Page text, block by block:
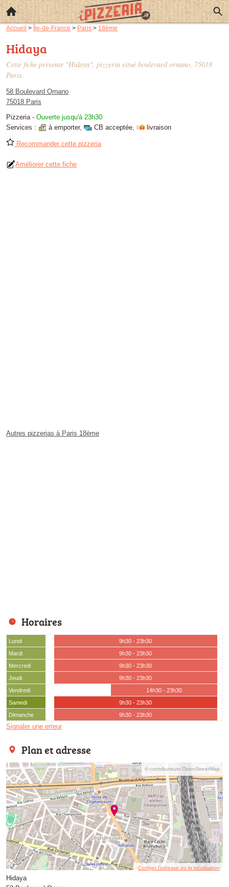
Accueil > Île-de-France > Paris > 18ème
Hidaya
Cette fiche présente "Hidaya", pizzeria situé boulevard ornano, 75018
Paris.
58 Boulevard Ornano
75018 Paris
Pizzeria- Ouverte jusqu'à 23h30
Services :
à emporter, CB acceptée, livraison
Recommander cette pizzeria
Améliorer cette fiche
Autres pizzerias à Paris 18ème
Horaires
Lundi
9h30 - 23h30
Mardi
9h30 - 23h30
Mercredi
9h30 - 23h30
Jeudi
9h30 - 23h30
Vendredi
14h30 - 23h30
Samedi
9h30 - 23h30
Dimanche
9h30 - 23h30
Signaler une erreur
Plan et adresse
© contributeurs OpenStreetMap
Corriger l’adresse ou la localisation
Hidaya